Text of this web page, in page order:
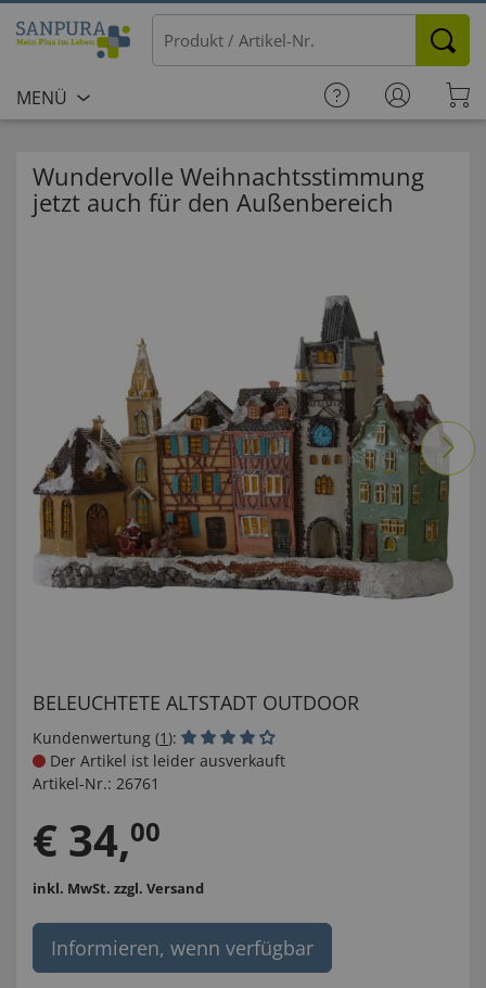
MENÜ
Wundervolle Weihnachtsstimmung
jetzt auch für den Außenbereich
BELEUCHTETE ALTSTADT OUTDOOR
Kundenwertung (1):
Der Artikel ist leider ausverkauft
Artikel-Nr.: 26761
€ 34,00
inkl. MwSt. zzgl. Versand
Informieren, wenn verfügbar